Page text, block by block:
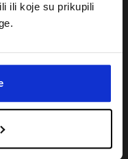
ili koje su prikupili